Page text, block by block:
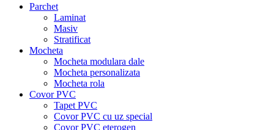
Parchet
Laminat
Masiv
Stratificat
Mocheta
Mocheta modulara dale
Mocheta personalizata
Mocheta rola
Covor PVC
Tapet PVC
Covor PVC cu uz special
Covor PVC eterogen